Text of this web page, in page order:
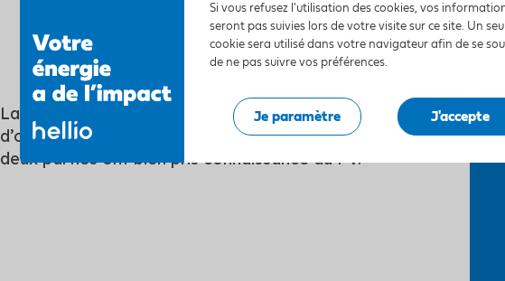
Si vous refusez l'utilisation des cookies, vos
seront pas suivies lors de votre visite sur ce site. Un seul
cookie sera utilisé dans votre navigateur afin de se
de ne pas suivre vos préférences.
Je paramètre J'accepte
Des défauts majeurs sont constatés :le
bénéficiaire diffère voire refuse la réception.
La
par le maître
d’ouvrage (client) et l’artisan prouve que les
deux parties ont bien pris connaissance du PV.